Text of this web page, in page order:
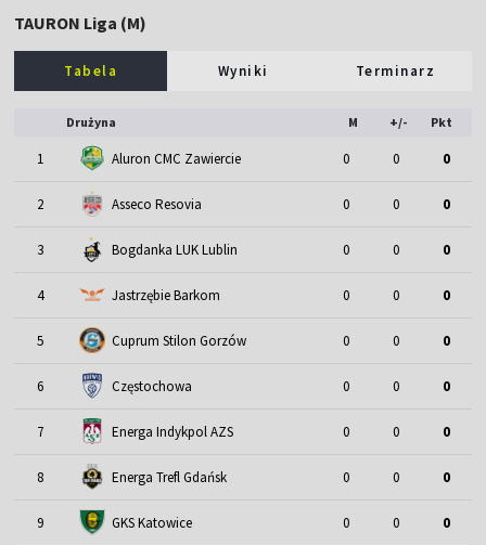
TAURON Liga (M)
Tabela Wyniki Terminarz
Drużyna M +/- Pkt
1 Aluron CMC Zawiercie 0 0 0
2 Asseco Resovia 0 0 0
3 Bogdanka LUK Lublin 0 0 0
4 Jastrzębie Barkom 0 0 0
5 Cuprum Stilon Gorzów 0 0 0
6 Częstochowa 0 0 0
7 Energa Indykpol AZS 0 0 0
8 Energa Trefl Gdańsk 0 0 0
9 GKS Katowice 0 0 0